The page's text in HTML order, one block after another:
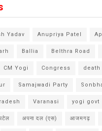
Yadav Anupriya Patel
Ballia Belthra Road
CM Yogi Congress death
Samajwadi Party
Varanasi yogi govt
अपना दल (एस) आजमगढ़